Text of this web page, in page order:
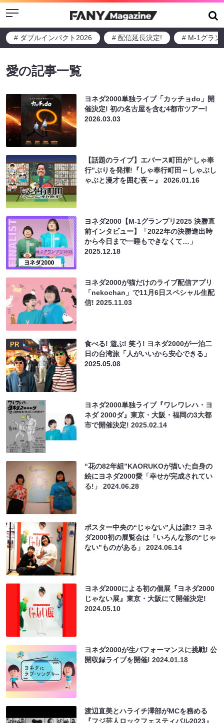
Menu
# ダブルインパクト2026 # 配信延長決定! # M-1グラン
愛の記事一覧
ヨネダ2000単独ライブ「カッチョdo」開
催決定! 初の名古屋を含む4都市ツアー!
2026.03.03
【話題のライブ】エバース町田が“しゃ奉
行”ぶりを発揮!『しゃ奉行町田～しゃぶし
ゃぶと漫才を囲む夜～』2026.01.16
ヨネダ2000【M-1グランプリ2025 決勝直
前インタビュー】「2022年の決勝進出時
から今日まで一睡もできなくて…」
2025.12.18
ヨネダ2000が猫だけのライブ配信アプリ
「nekochan」で11月6日スペシャル生配
信!2025.11.03
PR
食べる! 遊ぶ! 笑う! ヨネダ2000が一泊二
日の台湾旅「人がいいから安心できる」
2025.05.08
ヨネダ2000単独ライブ『ワレワレハ・ヨ
ネダ 2000ダ』東京・大阪・福岡の3大都
市で開催決定!2025.02.14
“花の82年組”KAORUKOが描いた自身の
絵にヨネダ2000愛「幸せが完成されてい
る!」2024.06.28
ポスター中央の“じゃない”人は誰!? ヨネ
ダ2000初の展覧会は「いろんな形の“じゃ
ない”ものがある」2024.06.14
ヨネダ2000による初の個展『ヨネダ2000
じゃない展』東京・大阪にて開催決定!
2024.05.10
ヨネダ2000が生パフォーマンスに挑戦! 公
開収録ライブを開催!2024.01.18
渡辺直美とハライチ澤部がMCを務める
『フジ芸人ロックフェスティバル2023』